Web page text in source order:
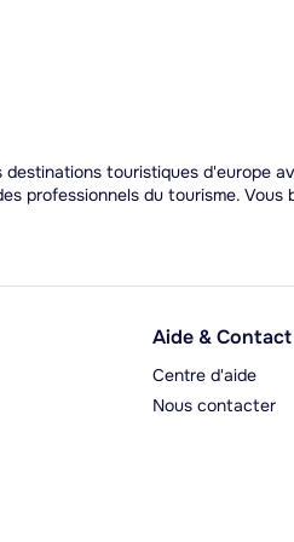
touristiques
professionnels du tourisme.
Aide & Contact
Centre d'aide
Nous contacter